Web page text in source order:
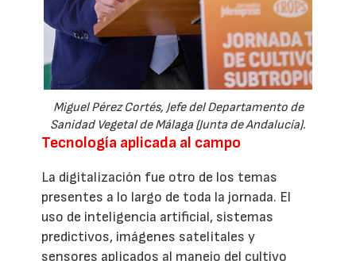
Miguel Pérez Cortés, Jefe del Departamento de
Sanidad Vegetal de Málaga (Junta de Andalucía).
Tecnología aplicada al campo
La digitalización fue otro de los temas
presentes a lo largo de toda la jornada. El
uso de inteligencia artificial, sistemas
predictivos, imágenes satelitales y
sensores aplicados al manejo del cultivo